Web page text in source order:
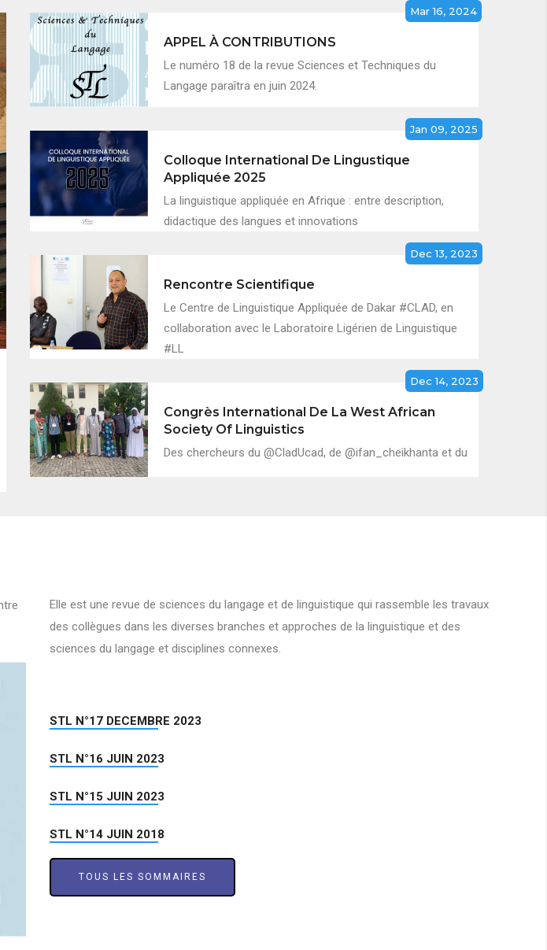
Mar 16, 2024
APPEL À CONTRIBUTIONS
Le numéro 18 de la revue Sciences et Techniques du
Langage paraîtra en juin 2024.
Jan 09, 2025
Colloque International De Lingustique
Appliquée 2025
La linguistique appliquée en Afrique : entre description,
didactique des langues et innovations
Dec 13, 2023
Rencontre Scientifique
Le Centre de Linguistique Appliquée de Dakar #CLAD, en
collaboration avec le Laboratoire Ligérien de Linguistique
#LL
Dec 14, 2023
Congrès International De La West African
Society Of Linguistics
Des chercheurs du @CladUcad, de @ifan_cheikhanta et du
Elle est une revue de sciences du langage et de linguistique qui rassemble les travaux
des collègues dans les diverses branches et approches de la linguistique et des
sciences du langage et disciplines connexes.
STL N°17 DECEMBRE 2023
STL N°16 JUIN 2023
STL N°15 JUIN 2023
STL N°14 JUIN 2018
TOUS LES SOMMAIRES